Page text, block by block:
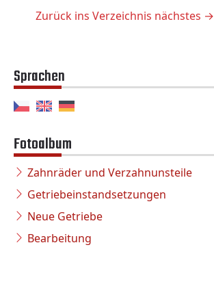
Zurück ins Verzeichnis nächstes →
Sprachen
Fotoalbum
Zahnräder und Verzahnunsteile
Getriebeinstandsetzungen
Neue Getriebe
Bearbeitung